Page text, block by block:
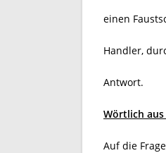
einen
Handler,
Antwort.
Wörtlich
Auf die